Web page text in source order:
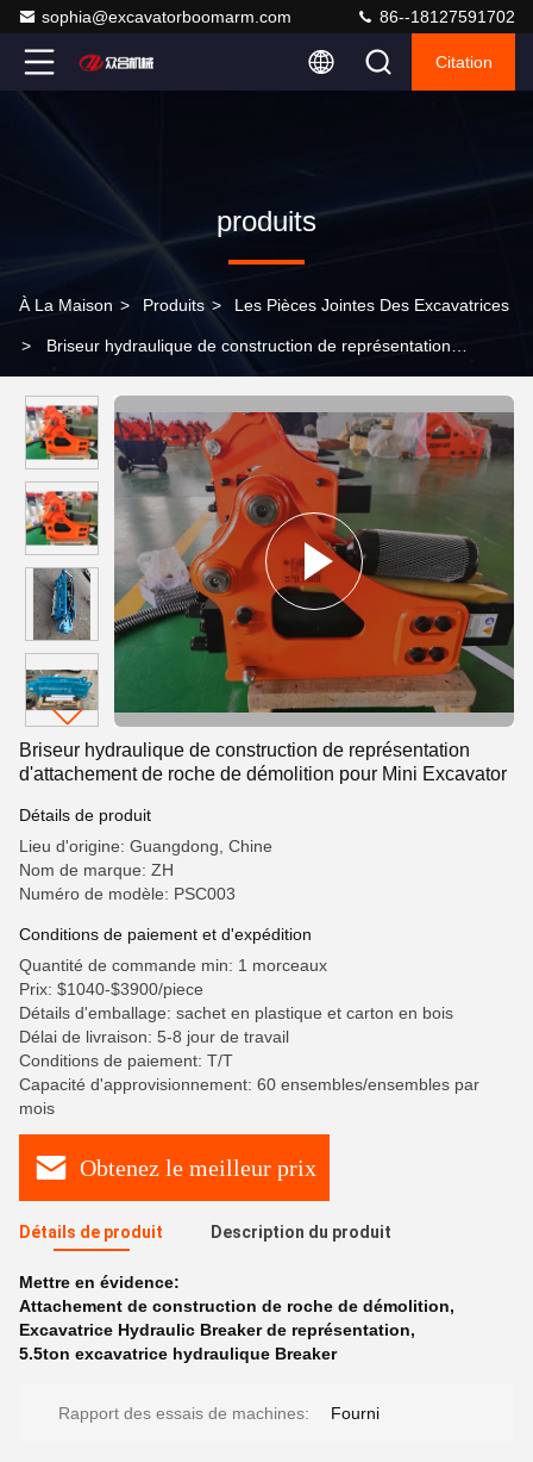
sophia@excavatorboomarm.com 86--18127591702
Citation
produits
À La Maison > Produits > Les Pièces Jointes Des Excavatrices
> Briseur hydraulique de construction de représentation
Briseur hydraulique de construction de représentation
d'attachement de roche de démolition pour Mini Excavator
Détails de produit
Lieu d'origine: Guangdong, Chine
Nom de marque: ZH
Numéro de modèle: PSC003
Conditions de paiement et d'expédition
Quantité de commande min: 1 morceaux
Prix: $1040-$3900/piece
Détails d'emballage: sachet en plastique et carton en bois
Délai de livraison: 5-8 jour de travail
Conditions de paiement: T/T
Capacité d'approvisionnement: 60 ensembles/ensembles par
mois
Obtenez le meilleur prix
Détails de produit Description du produit
Mettre en évidence:
Attachement de construction de roche de démolition,
Excavatrice Hydraulic Breaker de représentation,
5.5ton excavatrice hydraulique Breaker
Rapport des essais de machines: Fourni